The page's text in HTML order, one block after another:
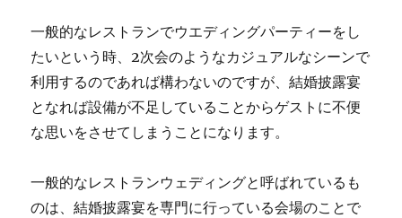
一般的なレストランでウエディングパーティーをし
たいという時、2次会のようなカジュアルなシーンで
利用するのであれば構わないのですが、結婚披露宴
となれば設備が不足していることからゲストに不便
な思いをさせてしまうことになります。
一般的なレストランウェディングと呼ばれているも
のは、結婚披露宴を専門に行っている会場のことで